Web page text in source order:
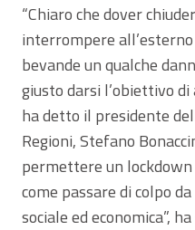
“Chiaro che dover
interrompere
bevande un qualche
giusto darsi l’obiettivo
ha detto il presidente
Regioni, Stefano
permettere un
come passare di colpo
sociale ed economica”,